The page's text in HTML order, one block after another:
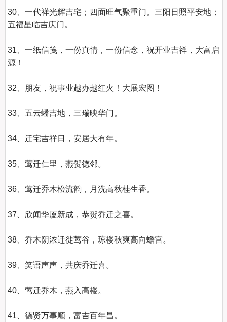
30、一代祥光辉吉宅；四面旺气聚重门。三阳日照平安地；
五福星临吉庆门。
31、一纸信笺，一份真情，一份信念，祝开业吉祥，大富启
源！
32、朋友，祝事业越办越红火！大展宏图！
33、五云蟠吉地，三瑞映华门。
34、迁宅吉祥日，安居大有年。
35、莺迁仁里，燕贺德邻。
36、莺迁乔木松流韵，月洗高秋桂生香。
37、欣闻华厦新成，恭贺乔迁之喜。
38、乔木阴浓迁徙莺谷，琼楼秋爽高向蟾宫。
39、笑语声声，共庆乔迁喜。
40、莺迁乔木，燕入高楼。
41、德贤万事顺，富吉百年昌。